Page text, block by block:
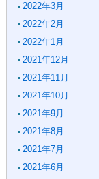
2022年3月
2022年2月
2022年1月
2021年12月
2021年11月
2021年10月
2021年9月
2021年8月
2021年7月
2021年6月